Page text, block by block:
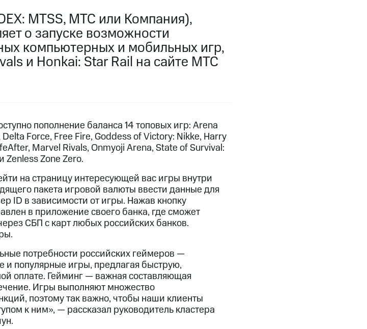
MTSS, МТС или Компания),
о запуске возможности
компьютерных и мобильных игр,
и Honkai: Star Rail на сайте МТС
пополнение баланса 14 топовых игр: Arena
Force, Free Fire, Goddess of Victory: Nikke, Harry
Marvel Rivals, Onmyoji Arena, State of Survival:
Zenless Zone Zero.
на страницу интересующей вас игры внутри
пакета игровой валюты ввести данные для
ID в зависимости от игры. Нажав кнопку
в приложение своего банка, где сможет
СБП с карт любых российских банков.
потребности российских геймеров —
и популярные игры, предлагая быструю,
оплате. Гейминг — важная составляющая
Игры выполняют множество
поэтому так важно, чтобы наши клиенты
к ним», — рассказал руководитель кластера